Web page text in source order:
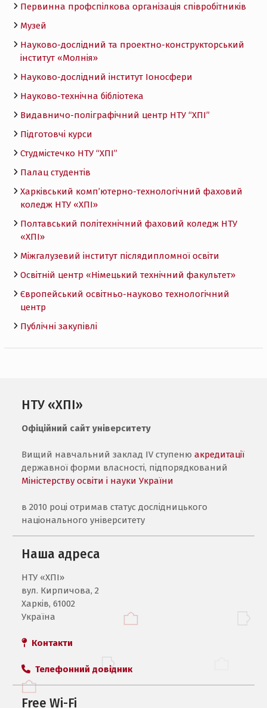
Первинна профспілкова організація співробітників
Музей
Науково-дослідний та проектно-конструкторський
інститут «Молнія»
Науково-дослідний інститут Іоносфери
Науково-технічна бібліотека
Видавничо-поліграфічний центр НТУ “ХПІ”
Підготовчі курси
Студмістечко НТУ “ХПІ”
Палац студентів
Харківський комп’ютерно-технологічний фаховий
коледж НТУ «ХПI»
Полтавський політехнічний фаховий коледж НТУ
«ХПI»
Міжгалузевий інститут післядипломної освіти
Освітній центр «Німецький технічний факультет»
Європейський освітньо-науково технологічний
центр
Публічні закупівлі
НТУ «ХПІ»
Офіційний сайт університету
Вищий навчальний заклад IV ступенюакредитації
державної форми власності, підпорядкований
Міністерству освіти і науки України
в 2010 році отримав статус дослідницького
національного університету
Наша адреса
НТУ «ХПI»
вул. Кирпичова, 2
Харків, 61002
Україна
Контакти
Телефонний довідник
Free Wi-Fi